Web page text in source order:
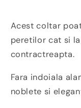
Acest coltar
peretilor cat si
contractreapta.
Fara indoiala
noblete si